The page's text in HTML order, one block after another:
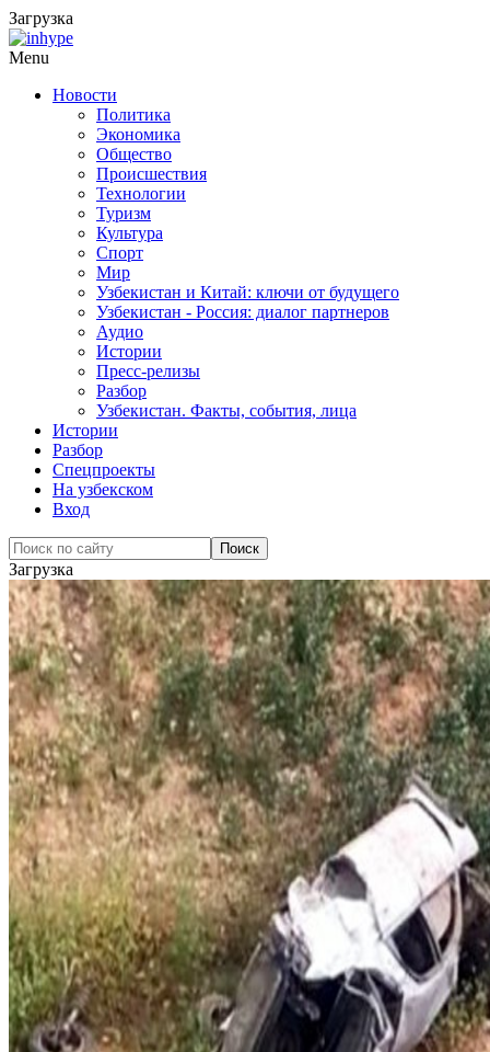
Загрузка
Menu
Новости
Политика
Экономика
Общество
Происшествия
Технологии
Туризм
Культура
Спорт
Мир
Узбекистан и Китай: ключи от будущего
Узбекистан - Россия: диалог партнеров
Аудио
Истории
Пресс-релизы
Разбор
Узбекистан. Факты, события, лица
Истории
Разбор
Спецпроекты
На узбекском
Вход
Загрузка